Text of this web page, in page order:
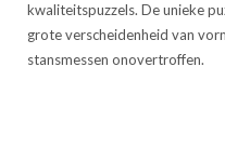
kwaliteitspuzzels. De unieke
grote verscheidenheid van
stansmessen onovertroffen.